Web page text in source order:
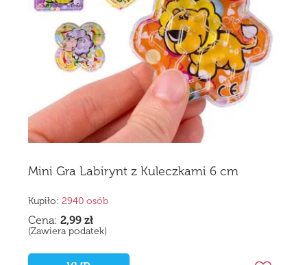
Mini Gra Labirynt z Kuleczkami 6 cm
Kupiło: 2940 osób
Cena: 2,99 zł
(Zawiera podatek)